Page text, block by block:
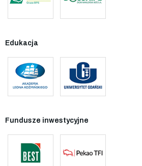
Edukacja
Fundusze inwestycyjne